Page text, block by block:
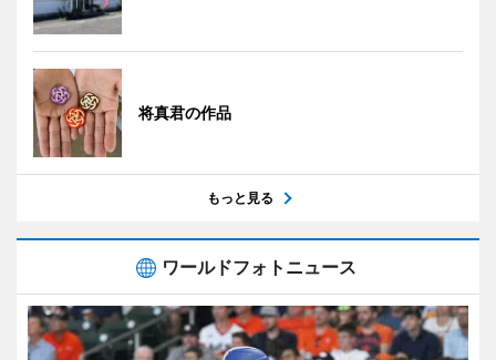
将真君の作品
もっと見る
ワールドフォトニュース